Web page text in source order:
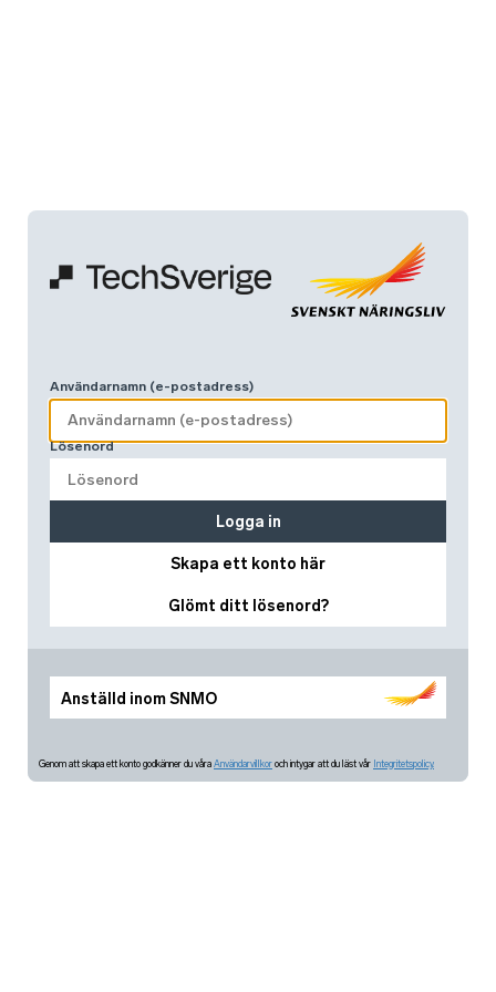
Anställd inom SNMO
Användarnamn (e-postadress)
Lösenord
Skapa ett konto här
Glömt ditt lösenord?
Logga in
Genom att skapa ett konto godkänner du våra Användarvillkor och intygar att du läst vår Integritetspolicy.